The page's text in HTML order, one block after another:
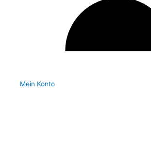
Mein Konto